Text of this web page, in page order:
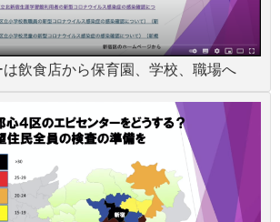
飲食店から保育園、学校、職場へ